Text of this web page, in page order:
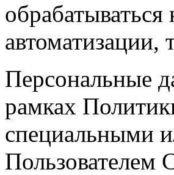
обрабатываться
автоматизации,
Персональные
рамках
специальными
Пользователем